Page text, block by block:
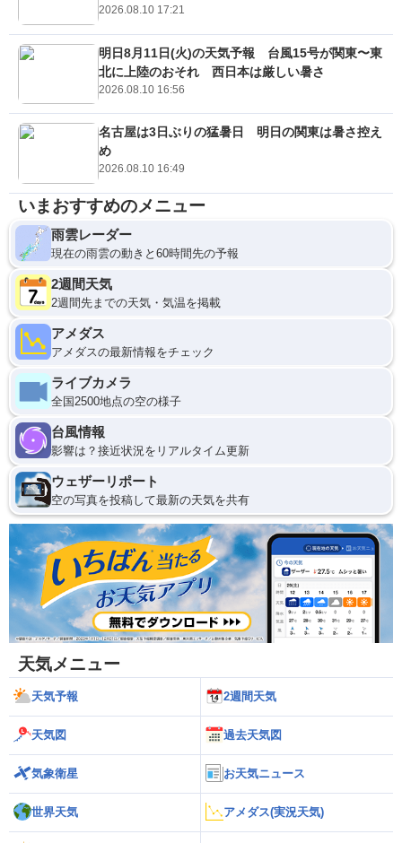
2026.08.10 17:21
明日8月11日(火)の天気予報 台風15号が関東〜東
北に上陸のおそれ 西日本は厳しい暑さ
2026.08.10 16:56
名古屋は3日ぶりの猛暑日 明日の関東は暑さ控え
め
2026.08.10 16:49
いまおすすめのメニュー
雨雲レーダー
現在の雨雲の動きと60時間先の予報
2週間天気
2週間先までの天気・気温を掲載
アメダス
アメダスの最新情報をチェック
ライブカメラ
全国2500地点の空の様子
台風情報
影響は？接近状況をリアルタイム更新
ウェザーリポート
空の写真を投稿して最新の天気を共有
天気メニュー
天気予報 2週間天気
天気図 過去天気図
気象衛星 お天気ニュース
世界天気 アメダス(実況天気)